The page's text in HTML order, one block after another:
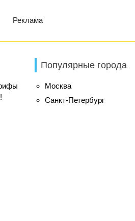
Реклама
Популярные города
Москва
Санкт-Петербург